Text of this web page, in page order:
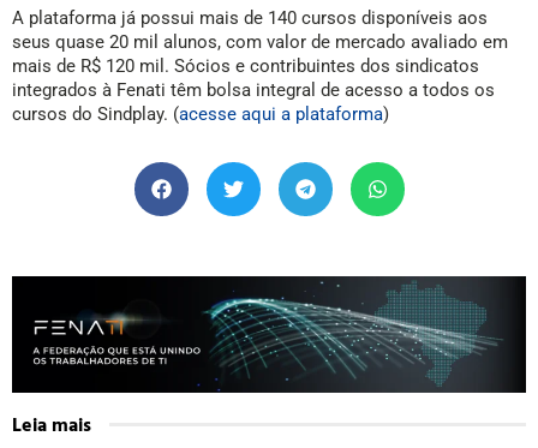
A plataforma já possui mais de 140 cursos disponíveis aos
seus quase 20 mil alunos, com valor de mercado avaliado em
mais de R$ 120 mil. Sócios e contribuintes dos sindicatos
integrados à Fenati têm bolsa integral de acesso a todos os
cursos do Sindplay. (acesse aqui a plataforma)
Leia mais